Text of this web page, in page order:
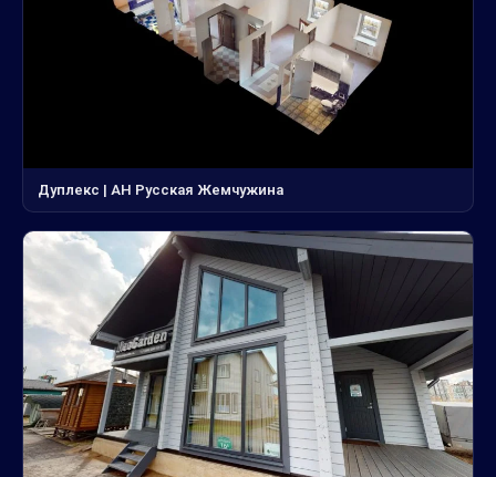
Дуплекс | АН Русская Жемчужина